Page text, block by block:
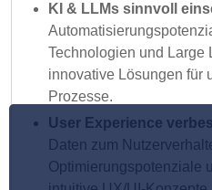
KI & LLMs sinnvoll
Technologien und Large
innovative Lösungen für
Prozesse.
User Experience
Daten zum
Optimierungspotenziale